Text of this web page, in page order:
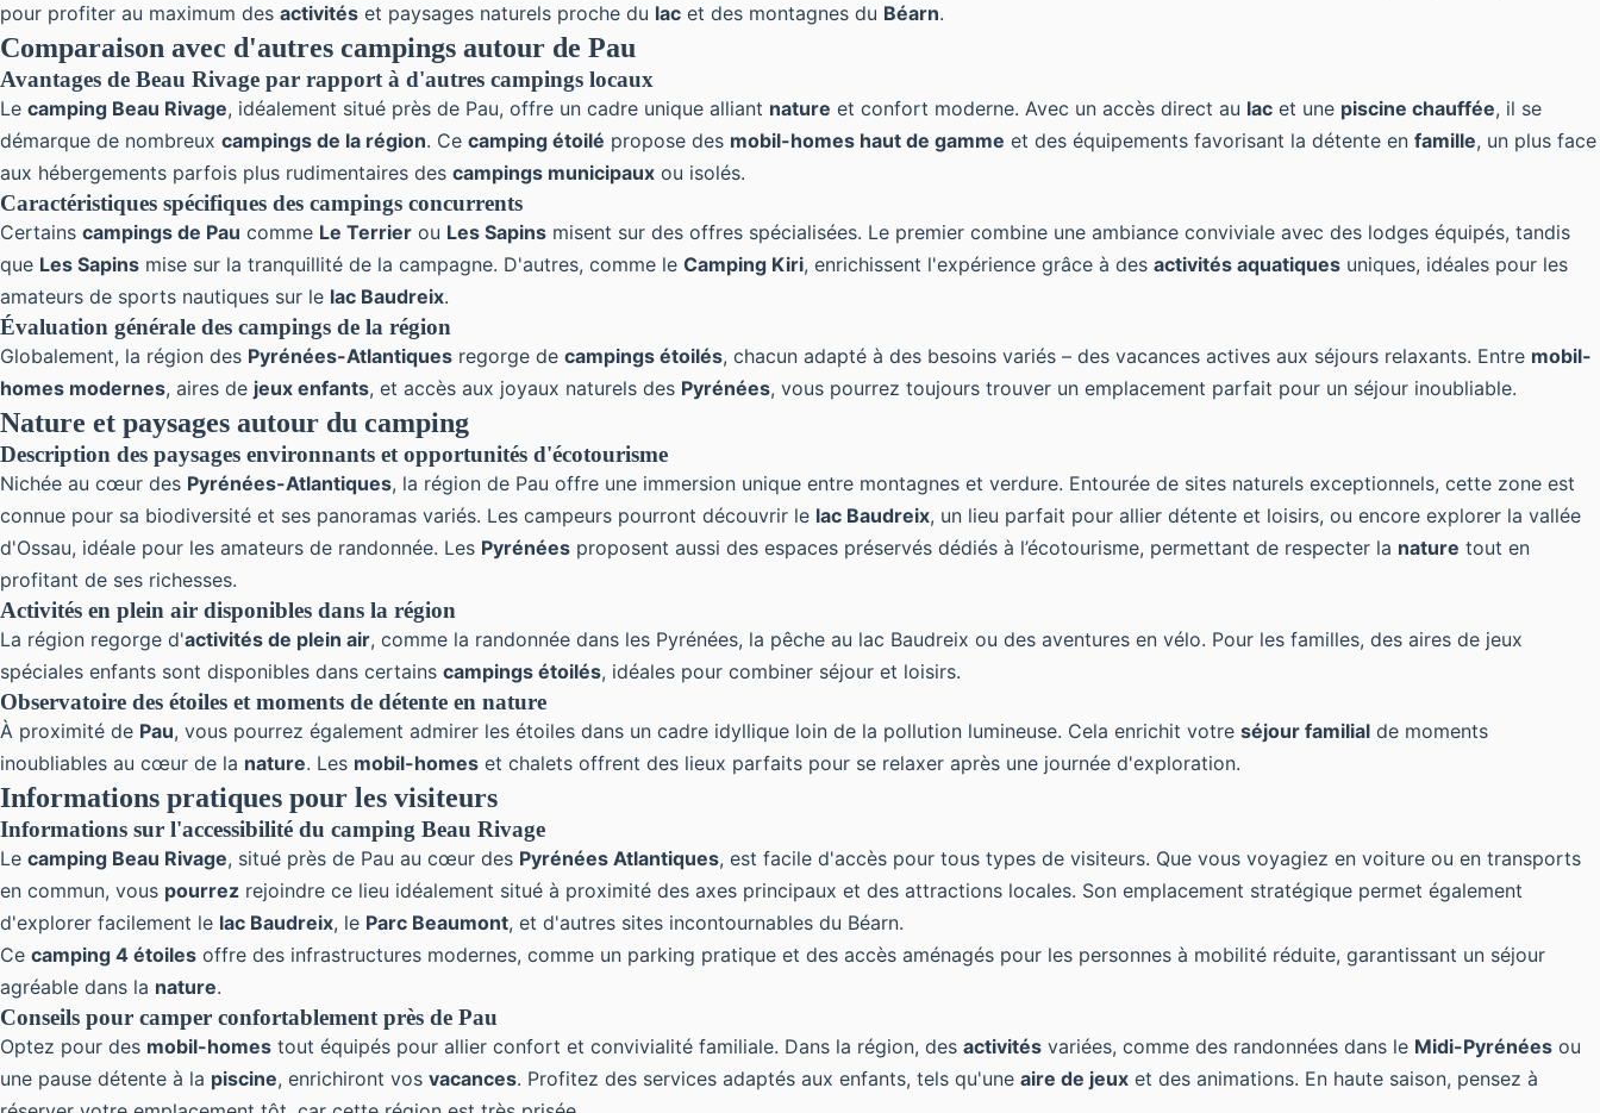
pour profiter au maximum des activités et paysages naturels proche du lac et des montagnes du Béarn.
Comparaison avec d'autres campings autour de Pau
Avantages de Beau Rivage par rapport à d'autres campings locaux
Le camping Beau Rivage, idéalement situé près de Pau, offre un cadre unique alliant nature et confort moderne. Avec un accès direct au lac et une piscine chauffée, il se
démarque de nombreux campings de la région. Ce camping étoilé propose des mobil-homes haut de gamme et des équipements favorisant la détente en famille, un plus face
aux hébergements parfois plus rudimentaires des campings municipaux ou isolés.
Caractéristiques spécifiques des campings concurrents
Certains campings de Pau comme Le Terrier ou Les Sapins misent sur des offres spécialisées. Le premier combine une ambiance conviviale avec des lodges équipés, tandis
que Les Sapins mise sur la tranquillité de la campagne. D'autres, comme le Camping Kiri, enrichissent l'expérience grâce à des activités aquatiques uniques, idéales pour les
amateurs de sports nautiques sur le lac Baudreix.
Évaluation générale des campings de la région
Globalement, la région des Pyrénées-Atlantiques regorge de campings étoilés, chacun adapté à des besoins variés – des vacances actives aux séjours relaxants. Entre mobil-
homes modernes, aires de jeux enfants, et accès aux joyaux naturels des Pyrénées, vous pourrez toujours trouver un emplacement parfait pour un séjour inoubliable.
Nature et paysages autour du camping
Description des paysages environnants et opportunités d'écotourisme
Nichée au cœur des Pyrénées-Atlantiques, la région de Pau offre une immersion unique entre montagnes et verdure. Entourée de sites naturels exceptionnels, cette zone est
connue pour sa biodiversité et ses panoramas variés. Les campeurs pourront découvrir le lac Baudreix, un lieu parfait pour allier détente et loisirs, ou encore explorer la vallée
d'Ossau, idéale pour les amateurs de randonnée. Les Pyrénées proposent aussi des espaces préservés dédiés à l’écotourisme, permettant de respecter la nature tout en
profitant de ses richesses.
Activités en plein air disponibles dans la région
La région regorge d'activités de plein air, comme la randonnée dans les Pyrénées, la pêche au lac Baudreix ou des aventures en vélo. Pour les familles, des aires de jeux
spéciales enfants sont disponibles dans certains campings étoilés, idéales pour combiner séjour et loisirs.
Observatoire des étoiles et moments de détente en nature
À proximité de Pau, vous pourrez également admirer les étoiles dans un cadre idyllique loin de la pollution lumineuse. Cela enrichit votre séjour familial de moments
inoubliables au cœur de la nature. Les mobil-homes et chalets offrent des lieux parfaits pour se relaxer après une journée d'exploration.
Informations pratiques pour les visiteurs
Informations sur l'accessibilité du camping Beau Rivage
Le camping Beau Rivage, situé près de Pau au cœur des Pyrénées Atlantiques, est facile d'accès pour tous types de visiteurs. Que vous voyagiez en voiture ou en transports
en commun, vous pourrez rejoindre ce lieu idéalement situé à proximité des axes principaux et des attractions locales. Son emplacement stratégique permet également
d'explorer facilement le lac Baudreix, le Parc Beaumont, et d'autres sites incontournables du Béarn.
Ce camping 4 étoiles offre des infrastructures modernes, comme un parking pratique et des accès aménagés pour les personnes à mobilité réduite, garantissant un séjour
agréable dans la nature.
Conseils pour camper confortablement près de Pau
Optez pour des mobil-homes tout équipés pour allier confort et convivialité familiale. Dans la région, des activités variées, comme des randonnées dans le Midi-Pyrénées ou
une pause détente à la piscine, enrichiront vos vacances. Profitez des services adaptés aux enfants, tels qu'une aire de jeux et des animations. En haute saison, pensez à